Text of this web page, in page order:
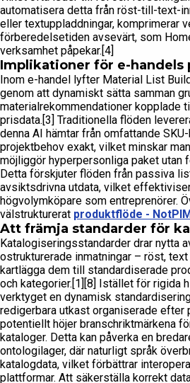
automatisera detta från röst-till-text-
eller textuppladdningar, komprimerar
förberedelsetiden avsevärt, som
verksamhet påpekar.[4]
Implikationer för e-handels
Inom e-handel lyfter Material List
genom att dynamiskt sätta samman
materialrekommendationer kopplade
prisdata.[3] Traditionella flöden
denna AI hämtar från omfattande
projektbehov exakt, vilket minskar
möjliggör hyperpersonliga paket utan
Detta förskjuter flöden från passiva
avsiktsdrivna utdata, vilket
högvolymköpare som entreprenörer.
välstrukturerat produktflöde - NotPIM
Att främja standarder för
Katalogiseringsstandarder drar nytta
ostrukturerade inmatningar – röst,
kartlägga dem till standardiserade
och kategorier.[1][8] Istället för rigida
verktyget en dynamisk
redigerbara utkast organiserade efter
potentiellt höjer branschriktmärkena
kataloger. Detta kan påverka en
ontologilager, där naturligt språk
katalogdata, vilket förbättrar
plattformar. Att säkerställa korrekt